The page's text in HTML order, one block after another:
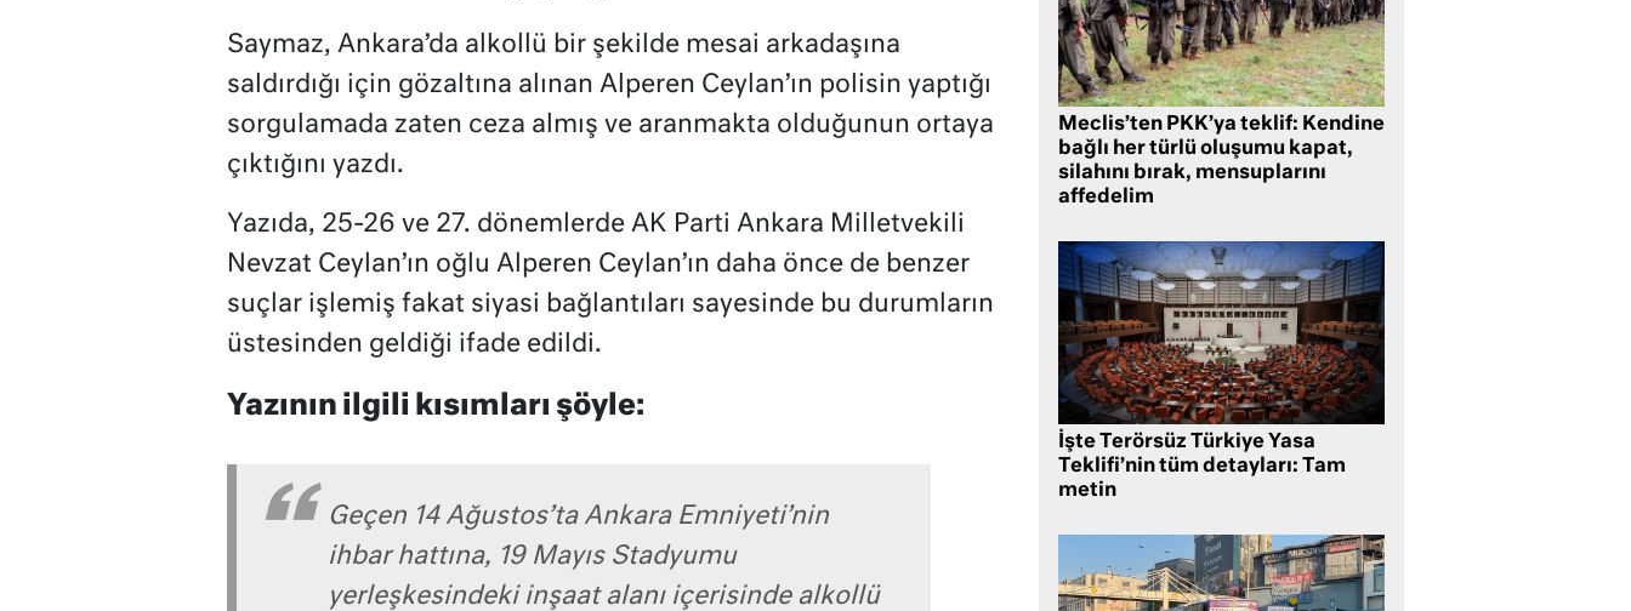
Saymaz, Ankara’da alkollü bir şekilde mesai arkadaşına
saldırdığı için gözaltına alınan Alperen Ceylan’ın polisin yaptığı
sorgulamada zaten ceza almış ve aranmakta olduğunun ortaya
çıktığını yazdı.
Yazıda, 25-26 ve 27. dönemlerde AK Parti Ankara Milletvekili
Nevzat Ceylan’ın oğlu Alperen Ceylan’ın daha önce de benzer
suçlar işlemiş fakat siyasi bağlantıları sayesinde bu durumların
üstesinden geldiği ifade edildi.
Yazının ilgili kısımları şöyle:
Geçen 14 Ağustos’ta Ankara Emniyeti’nin
ihbar hattına, 19 Mayıs Stadyumu
yerleşkesindeki inşaat alanı içerisinde alkollü
Meclis’ten PKK’ya teklif: Kendine
bağlı her türlü oluşumu kapat,
silahını bırak, mensuplarını
affedelim
İşte Terörsüz Türkiye Yasa
Teklifi’nin tüm detayları: Tam
metin